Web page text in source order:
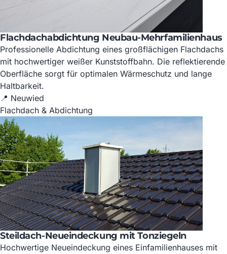
Flachdachabdichtung Neubau-Mehrfamilienhaus
Professionelle Abdichtung eines großflächigen Flachdachs
mit hochwertiger weißer Kunststoffbahn. Die reflektierende
Oberfläche sorgt für optimalen Wärmeschutz und lange
Haltbarkeit.
📍 Neuwied
Flachdach & Abdichtung
Steildach-Neueindeckung mit Tonziegeln
Hochwertige Neueindeckung eines Einfamilienhauses mit